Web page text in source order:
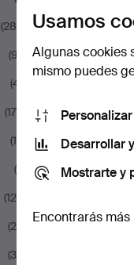
(289)
(97)
(41)
(178)
(10)
(9)
(126)
(25)
(36)
Usamos
Algunas cookies
mismo puedes
Desarrollar
Mostrarte y
Encontrarás